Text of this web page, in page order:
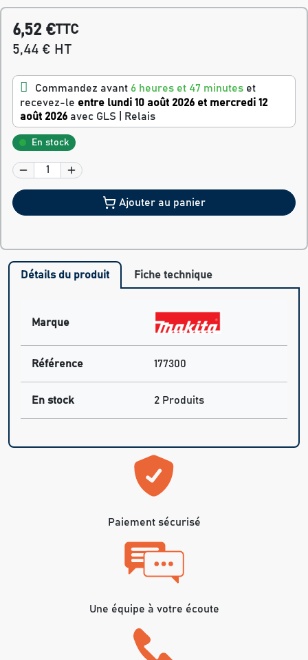
6,52 €TTC
5,44 € HT
Commandez avant 6 heures et 47 minutes et
recevez-le entre lundi 10 août 2026 et mercredi 12
août 2026 avec GLS | Relais
En stock
Ajouter au panier
Détails du produit Fiche technique
Marque
Référence 177300
En stock 2 Produits
Paiement sécurisé
Une équipe à votre écoute